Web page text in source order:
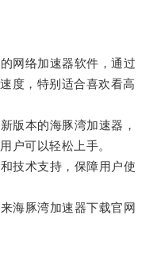
络加速器软件，通过
度，特别适合喜欢看高
本的海豚湾加速器，
户可以轻松上手。
术支持，保障用户使
豚湾加速器下载官网